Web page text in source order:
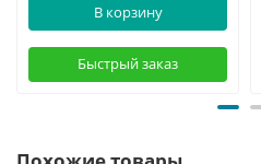
В корзину
Быстрый заказ